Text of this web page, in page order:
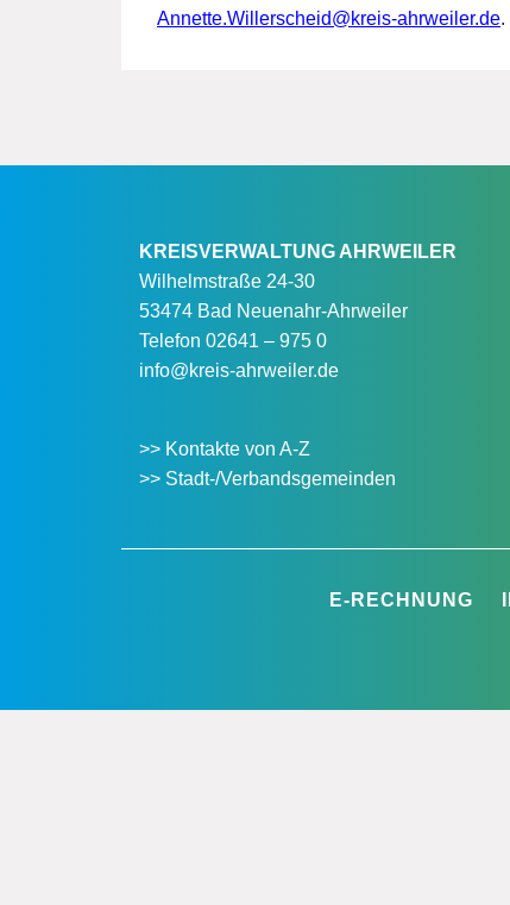
Annette.Willerscheid@kreis-ahrweiler.de.
KREISVERWALTUNG AHRWEILER
Wilhelmstraße 24-30
53474 Bad Neuenahr-Ahrweiler
Telefon 02641 – 975 0
info@kreis-ahrweiler.de
>> Kontakte von A-Z
>> Stadt-/Verbandsgemeinden
E-RECHNUNG